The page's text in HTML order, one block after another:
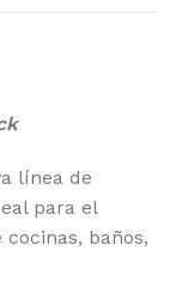
línea de
para el
baños,